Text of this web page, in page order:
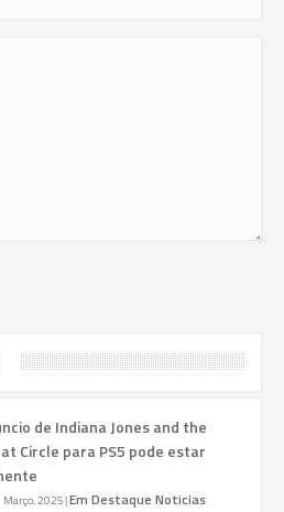
de Indiana Jones and the
Circle para PS5 pode estar
2025|Em Destaque Noticias